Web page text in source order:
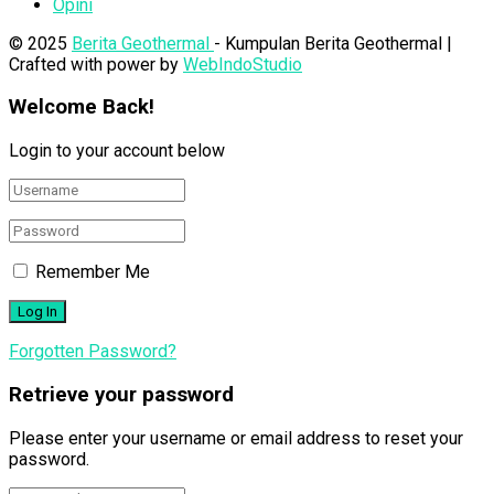
Opini
© 2025 Berita Geothermal - Kumpulan Berita Geothermal |
Crafted with power by WebIndoStudio
Welcome Back!
Login to your account below
Remember Me
Forgotten Password?
Retrieve your password
Please enter your username or email address to reset your
password.